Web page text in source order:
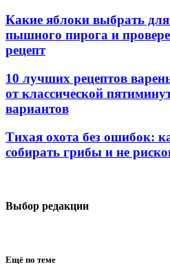
Какие яблоки выбрать
пышного пирога и
рецепт
10 лучших рецептов
от классической
вариантов
Тихая охота без ошибок:
собирать грибы и не
Выбор редакции
Ещё по теме